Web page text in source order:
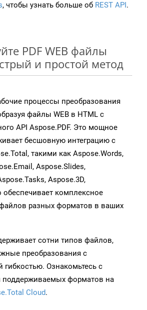
, чтобы узнать больше об REST API.
PDF WEB файлы
и простой метод
процессы преобразования
файлы WEB в HTML с
API Aspose.PDF. Это мощное
бесшовную интеграцию с
такими как Aspose.Words,
Aspose.Slides,
Aspose.3D,
обеспечивает комплексное
разных форматов в ваших
сотни типов файлов,
преобразования с
гибкостью. Ознакомьтесь с
форматов на
Cloud.